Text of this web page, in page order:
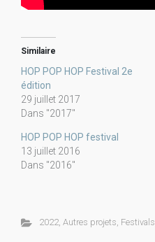
Similaire
HOP POP HOP Festival 2e
édition
29 juillet 2017
Dans "2017"
HOP POP HOP festival
13 juillet 2016
Dans "2016"
2022, Autres projets, Festivals